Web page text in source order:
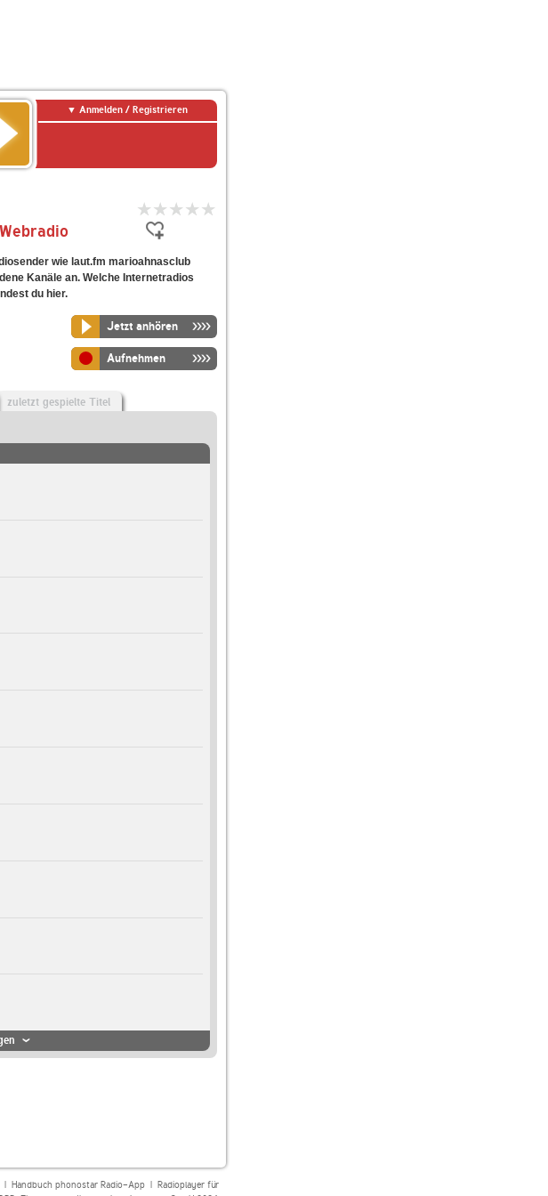
Anmelden / Registrieren
wie laut.fm marioahnasclub
Kanäle an. Welche Internetradios
du hier.
Jetzt anhören
Aufnehmen
zuletzt gespielte Titel
Handbuch phonostar Radio-App| Radioplayer für